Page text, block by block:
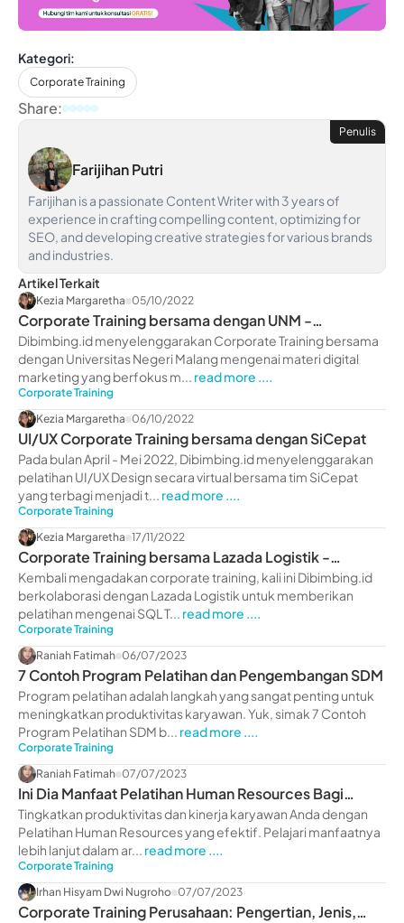
Kategori:
Corporate Training
Share:
Penulis
Farijihan Putri
Farijihan is a passionate Content Writer with 3 years of
experience in crafting compelling content, optimizing for
SEO, and developing creative strategies for various brands
and industries.
Artikel Terkait
Kezia Margaretha 05/10/2022
Corporate Training bersama dengan UNM -
dibimbing.id
Dibimbing.id menyelenggarakan Corporate Training bersama
dengan Universitas Negeri Malang mengenai materi digital
marketing yang berfokus m... read more ....
Corporate Training
Kezia Margaretha 06/10/2022
UI/UX Corporate Training bersama dengan SiCepat
Pada bulan April - Mei 2022, Dibimbing.id menyelenggarakan
pelatihan UI/UX Design secara virtual bersama tim SiCepat
yang terbagi menjadi t... read more ....
Corporate Training
Kezia Margaretha 17/11/2022
Corporate Training bersama Lazada Logistik -
dibimbing.id
Kembali mengadakan corporate training, kali ini Dibimbing.id
berkolaborasi dengan Lazada Logistik untuk memberikan
pelatihan mengenai SQL T... read more ....
Corporate Training
Raniah Fatimah 06/07/2023
7 Contoh Program Pelatihan dan Pengembangan SDM
Program pelatihan adalah langkah yang sangat penting untuk
meningkatkan produktivitas karyawan. Yuk, simak 7 Contoh
Program Pelatihan SDM b... read more ....
Corporate Training
Raniah Fatimah 07/07/2023
Ini Dia Manfaat Pelatihan Human Resources Bagi
Perusahaan
Tingkatkan produktivitas dan kinerja karyawan Anda dengan
Pelatihan Human Resources yang efektif. Pelajari manfaatnya
lebih lanjut dalam ar... read more ....
Corporate Training
Irhan Hisyam Dwi Nugroho 07/07/2023
Corporate Training Perusahaan: Pengertian, Jenis,